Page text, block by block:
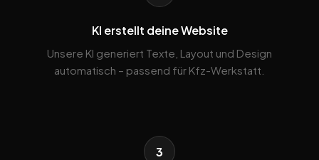
KI erstellt deine Website
Unsere KI generiert Texte, Layout und Design
automatisch – passend für Kfz-Werkstatt.
3